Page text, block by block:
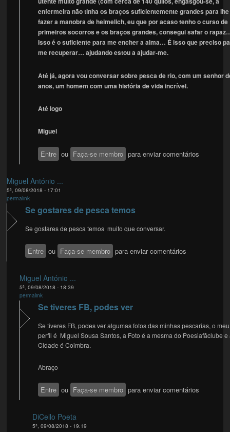
enfermeira não tinha os braços suficientemente grandes para lhe
fazer a manobra de heimelich, eu que por acaso tenho o curso de
primeiros socorros e os braços grandes, consegui safar o
Isso é o suficiente para me encher a alma… É isso que preciso
me recuperar… ajudando estou a ajudar-me.
Até já, agora vou conversar sobre pesca de rio, com um senhor
anos, um homem com uma história de vida incrível.
Até logo
Miguel
Entre ou Faça-se membro para enviar comentários
Miguel António ...
5ª, 09/08/2018 - 17:01
permalink
Se gostares de pesca temos
Se gostares de pesca temos muito que conversar.
Entre ou Faça-se membro para enviar comentários
Miguel António ...
5ª, 09/08/2018 - 18:39
permalink
Se tiveres FB, podes ver
Se tiveres FB, podes ver algumas fotos das minhas pescarias, o meu
perfil é Miguel Sousa Santos, a Foto é a mesma do Poesiafãclube e
Cidade é Coimbra.
Abraço
Entre ou Faça-se membro para enviar comentários
DiCello Poeta
5ª, 09/08/2018 - 19:19